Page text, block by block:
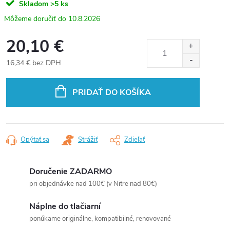
Skladom >5 ks
10.8.2026
20,10 €
16,34 € bez DPH
PRIDAŤ DO KOŠÍKA
Opýtať sa Strážiť Zdieľať
Doručenie ZADARMO
pri objednávke nad 100€ (v Nitre nad 80€)
Náplne do tlačiarní
ponúkame originálne, kompatibilné, renovované